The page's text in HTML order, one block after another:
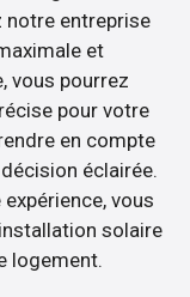
notre entreprise
et
vous pourrez
pour votre
en compte
éclairée.
vous
solaire
logement.